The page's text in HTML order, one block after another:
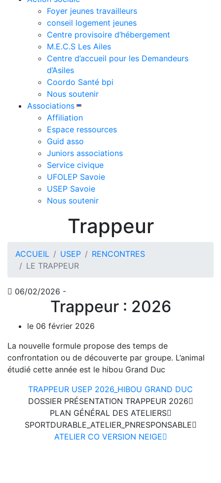
Foyer jeunes travailleurs
conseil logement jeunes
Centre provisoire d’hébergement
M.E.C.S Les Ailes
Centre d’accueil pour les Demandeurs
d’Asiles
Coordo Santé bpi
Nous soutenir
Associations
Affiliation
Espace ressources
Guid asso
Juniors associations
Service civique
UFOLEP Savoie
USEP Savoie
Nous soutenir
Trappeur
ACCUEIL USEP
RENCONTRES
LE TRAPPEUR
06/02/2026 -
Trappeur : 2026
le 06 février 2026
La nouvelle formule propose des temps de
confrontation ou de découverte par groupe. L’animal
étudié cette année est le hibou Grand Duc
TRAPPEUR USEP 2026_HIBOU GRAND DUC
DOSSIER PRÉSENTATION TRAPPEUR 2026
PLAN GÉNÉRAL DES ATELIERS
SPORTDURABLE_ATELIER_PNRESPONSABLE
ATELIER CO VERSION NEIGE